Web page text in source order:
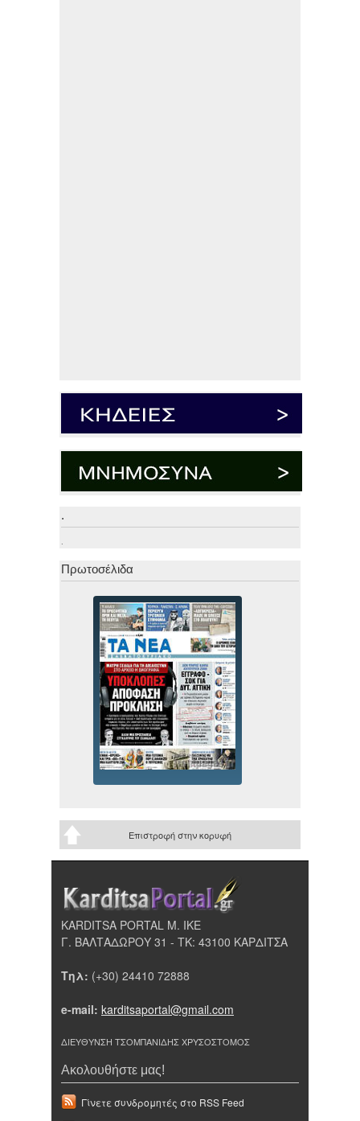
.
.
Πρωτοσέλιδα
Επιστροφή στην κορυφή
KARDITSA PORTAL Μ. ΙΚΕ
Γ. ΒΑΛΤΑΔΩΡΟΥ 31 - ΤΚ: 43100 ΚΑΡΔΙΤΣΑ
Τηλ: (+30) 24410 72888
e-mail: karditsaportal@gmail.com
ΔΙΕΥΘΥΝΣΗ ΤΣΟΜΠΑΝΙΔΗΣ ΧΡΥΣΟΣΤΟΜΟΣ
Ακολουθήστε μας!
Γίνετε συνδρομητές στο RSS Feed